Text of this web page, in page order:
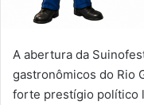
A abertura da
gastronômicos do Rio
forte prestígio político